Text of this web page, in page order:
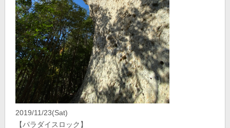
2019/11/23(Sat)
【パラダイスロック】